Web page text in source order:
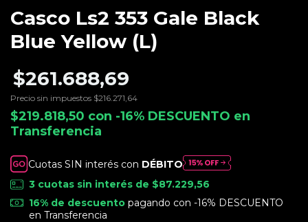
Casco Ls2 353 Gale Black
Blue Yellow (L)
$261.688,69
Precio sin impuestos $216.271,64
$219.818,50 con -16% DESCUENTO en
Transferencia
Cuotas SIN interés con DÉBITO
3 cuotas sin interés de $87.229,56
16% de descuentopagando con -16% DESCUENTO
en Transferencia